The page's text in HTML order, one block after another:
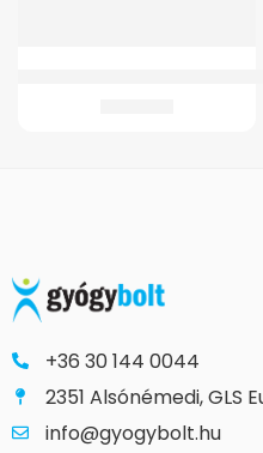
+36 30 144 0044
2351 Alsónémedi, GLS
info@gyogybolt.hu